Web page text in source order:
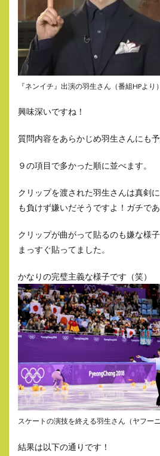
『ネンイチ』出演の羽生さん（番組HPより）
興味深いですね！
質問内容をあらかじめ羽生さんにも
９の項目で多かった順に並べます。
クリップを渡された羽生さんは真剣
も負けず嫌いだそうですよ！ガチで
クリップが曲がって貼るのも嫌な様
まっすぐ貼ってました。
かなりの完璧主義な様子です（笑）
スケートの演技を終える羽生さん（ヤフー
結果は以下の通りです！